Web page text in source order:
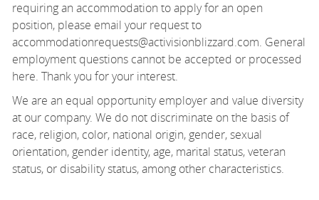
requiring an accommodation to apply for an open
position, please email your request to
accommodationrequests@activisionblizzard.com. General
employment questions cannot be accepted or processed
here. Thank you for your interest.
We are an equal opportunity employer and value diversity
at our company. We do not discriminate on the basis of
race, religion, color, national origin, gender, sexual
orientation, gender identity, age, marital status, veteran
status, or disability status, among other characteristics.